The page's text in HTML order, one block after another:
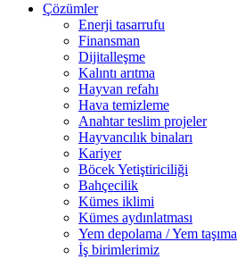
Çözümler
Enerji tasarrufu
Finansman
Dijitalleşme
Kalıntı arıtma
Hayvan refahı
Hava temizleme
Anahtar teslim projeler
Hayvancılık binaları
Kariyer
Böcek Yetiştiriciliği
Bahçecilik
Kümes iklimi
Kümes aydınlatması
Yem depolama / Yem taşıma
İş birimlerimiz